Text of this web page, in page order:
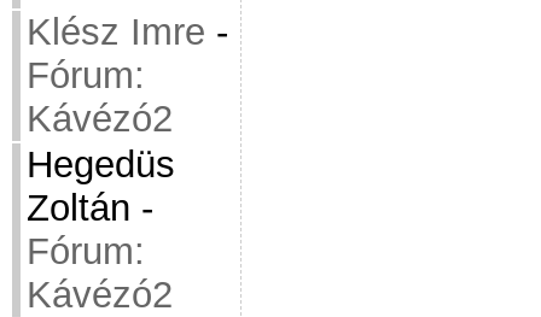
Klész Imre -
Fórum:
Kávézó2
Hegedüs
Zoltán -
Fórum:
Kávézó2